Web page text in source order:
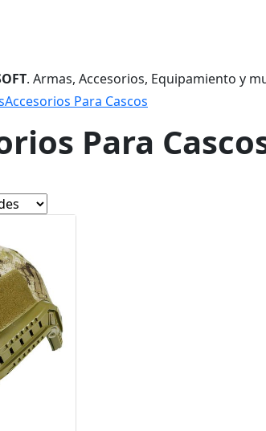
. Armas, Accesorios, Equipamiento y
Accesorios Para Cascos
Para